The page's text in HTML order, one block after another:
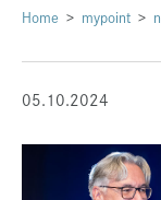
Studium
Über uns
Home mypoint
05.10.2024